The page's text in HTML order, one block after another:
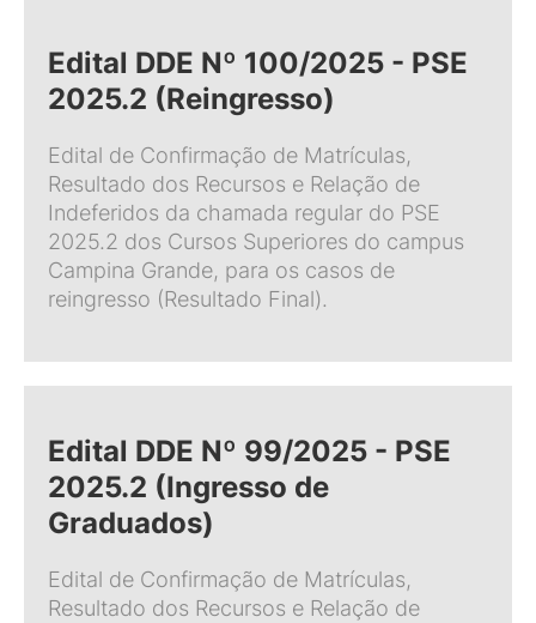
Edital DDE Nº 100/2025 - PSE
2025.2 (Reingresso)
Edital de Confirmação de Matrículas,
Resultado dos Recursos e Relação de
Indeferidos da chamada regular do PSE
2025.2 dos Cursos Superiores do campus
Campina Grande, para os casos de
reingresso (Resultado Final).
Edital DDE Nº 99/2025 - PSE
2025.2 (Ingresso de
Graduados)
Edital de Confirmação de Matrículas,
Resultado dos Recursos e Relação de